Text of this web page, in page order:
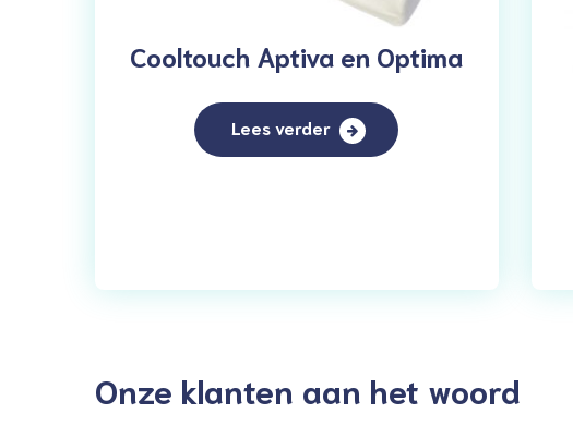
Cooltouch Aptiva en Optima
Lees verder
Onze klanten aan het woord